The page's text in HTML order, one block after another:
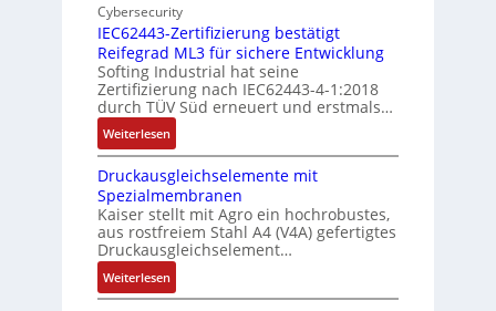
g
e
d
u
t
r
i
e
-
P
C
l
ä
s
s
b
i
f
u
n
k
m
o
d
u
l
e
b
Cybersecurity
IEC62443-Zertifizierung bestätigt
Reifegrad ML3 für sichere Entwicklung
Softing Industrial hat seine
Zertifizierung nach IEC62443-4-1:2018
durch TÜV Süd erneuert und erstmals…
Weiterlesen:
I
E
C
6
2
4
4
3
Druckausgleichselemente mit
Spezialmembranen
Kaiser stellt mit Agro ein hochrobustes,
aus rostfreiem Stahl A4 (V4A) gefertigtes
Druckausgleichselement…
Weiterlesen:
D